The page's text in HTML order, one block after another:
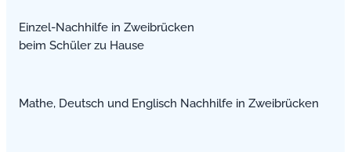
Einzel-Nachhilfe in Zweibrücken
beim Schüler zu Hause
Mathe, Deutsch und Englisch Nachhilfe in Zweibrücken